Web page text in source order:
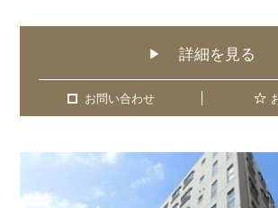
▶ 詳細を見る
お問い合わせ
お問い合わせ